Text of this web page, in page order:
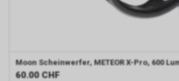
Moon Scheinwerfer, METEOR X-Pro, 600
60.00 CHF